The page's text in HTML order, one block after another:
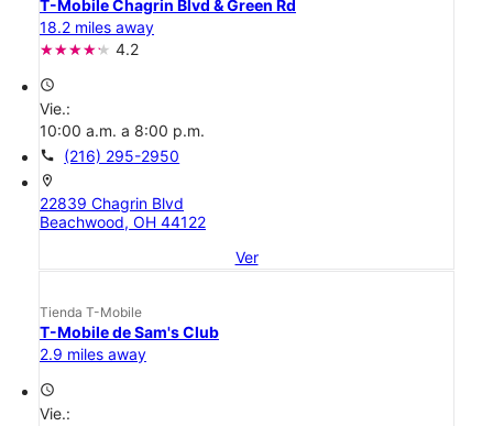
T-Mobile Chagrin Blvd & Green Rd
18.2 miles away
4.2
access_time
Vie.:
10:00 a.m. a 8:00 p.m.
call (216) 295-2950
location_on
22839 Chagrin Blvd
Beachwood, OH 44122
Ver
Tienda T-Mobile
T-Mobile de Sam's Club
2.9 miles away
access_time
Vie.: